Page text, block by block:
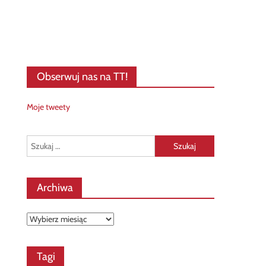
Obserwuj nas na TT!
Moje tweety
Szukaj:
Archiwa
Archiwa
Tagi